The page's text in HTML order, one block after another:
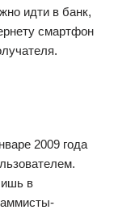
идти в банк,
смартфон
2009 года
в